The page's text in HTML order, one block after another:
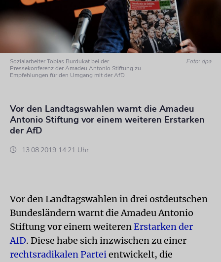
Sozialarbeiter Tobias Burdukat bei der
Pressekonferenz der Amadeu Antonio Stiftung zu
Empfehlungen für den Umgang mit der AfD
Foto: dpa
Vor den Landtagswahlen warnt die Amadeu
Antonio Stiftung vor einem weiteren Erstarken
der AfD
13.08.2019 14:21 Uhr
Vor den Landtagswahlen in drei ostdeutschen
Bundesländern warnt die Amadeu Antonio
Stiftung vor einem weiterenErstarken der
AfD. Diese habe sich inzwischen zu einer
rechtsradikalen Parteientwickelt, die